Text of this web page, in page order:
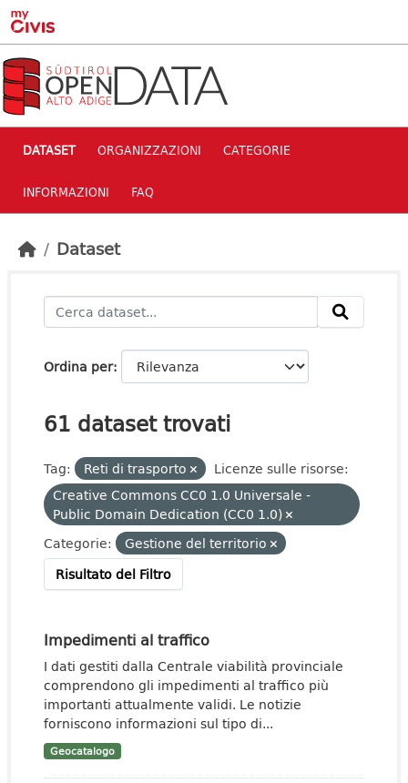
Skip to main content
DATASET ORGANIZZAZIONI CATEGORIE
INFORMAZIONI FAQ
Dataset
Ordina per
61 dataset trovati
Tag: Reti di trasporto
Licenze sulle risorse:
Creative Commons CC0 1.0 Universale -
Public Domain Dedication (CC0 1.0)
Categorie:
Gestione del territorio
Risultato del Filtro
Impedimenti al traffico
I dati gestiti dalla Centrale viabilità provinciale
comprendono gli impedimenti al traffico più
importanti attualmente validi. Le notizie
forniscono informazioni sul tipo di...
Geocatalogo